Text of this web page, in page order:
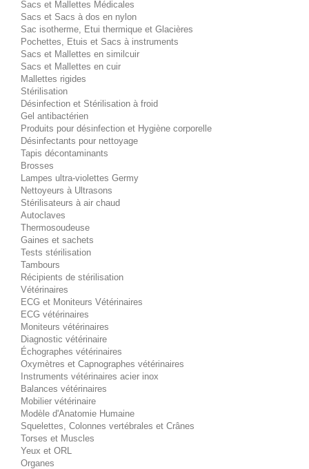
Sacs et Mallettes Médicales
Sacs et Sacs à dos en nylon
Sac isotherme, Etui thermique et Glacières
Pochettes, Etuis et Sacs à instruments
Sacs et Mallettes en similcuir
Sacs et Mallettes en cuir
Mallettes rigides
Stérilisation
Désinfection et Stérilisation à froid
Gel antibactérien
Produits pour désinfection et Hygiène corporelle
Désinfectants pour nettoyage
Tapis décontaminants
Brosses
Lampes ultra-violettes Germy
Nettoyeurs à Ultrasons
Stérilisateurs à air chaud
Autoclaves
Thermosoudeuse
Gaines et sachets
Tests stérilisation
Tambours
Récipients de stérilisation
Vétérinaires
ECG et Moniteurs Vétérinaires
ECG vétérinaires
Moniteurs vétérinaires
Diagnostic vétérinaire
Échographes vétérinaires
Oxymètres et Capnographes vétérinaires
Instruments vétérinaires acier inox
Balances vétérinaires
Mobilier vétérinaire
Modèle d'Anatomie Humaine
Squelettes, Colonnes vertébrales et Crânes
Torses et Muscles
Yeux et ORL
Organes